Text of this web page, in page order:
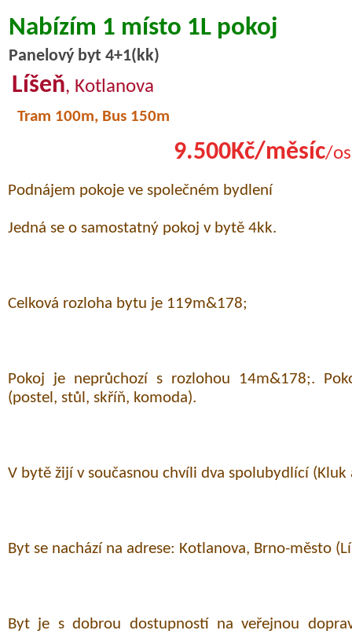
Nabízím 1 místo 1L pokoj
Panelový byt 4+1(kk)
Líšeň, Kotlanova
Tram 100m, Bus 150m
9.500Kč/měsíc/
Podnájem pokoje ve společném bydlení
Jedná se o samostatný pokoj v bytě 4kk.
Celková rozloha bytu je 119m&178;
Pokoj je neprůchozí s rozlohou 14m&178;.
(postel, stůl, skříň, komoda).
V bytě žijí v současnou chvíli dva spolubydlící (Kluk
Byt se nachází na adrese: Kotlanova, Brno-město
Byt je s dobrou dostupností na veřejnou